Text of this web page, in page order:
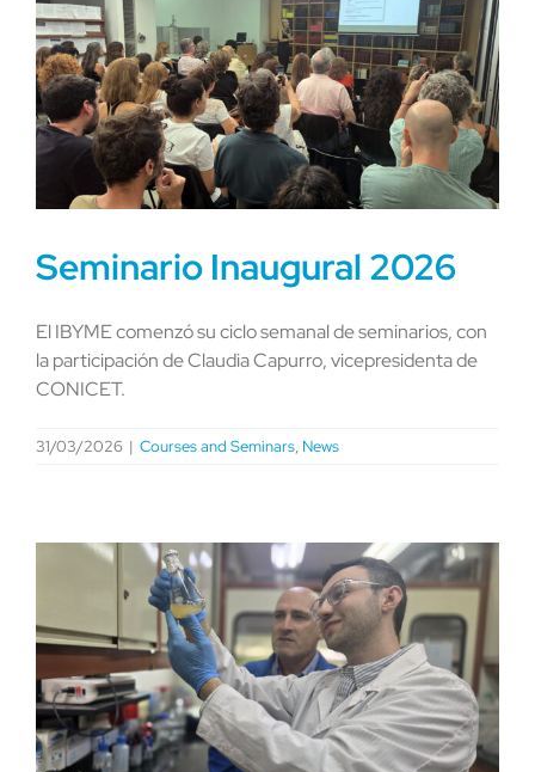
Seminario Inaugural 2026
El IBYME comenzó su ciclo semanal de seminarios, con
la participación de Claudia Capurro, vicepresidenta de
CONICET.
31/03/2026 | Courses and Seminars, News